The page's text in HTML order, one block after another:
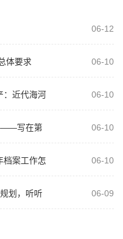
06-12
体要求 06-10
：近代海河
06-10
——写在第
06-10
档案工作怎
06-10
划，听听
06-09